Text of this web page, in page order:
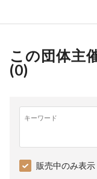
この団体主
(0)
キーワード
販売中のみ表示